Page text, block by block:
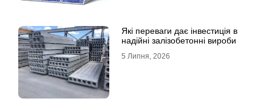
Які переваги дає інвестиція в
надійні залізобетонні вироби
5 Липня, 2026